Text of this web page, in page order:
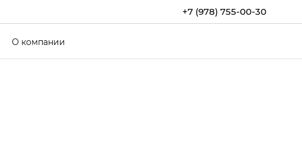
+7 (978) 755-00-30
О компании